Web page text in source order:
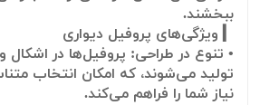
ببخشند.
▎ ویژگی‌های پروفیل دیواری
• تنوع در طراحی: پروفیل‌ها در اشکال
تولید می‌شوند، که امکان انتخاب
نیاز شما را فراهم می‌کند.